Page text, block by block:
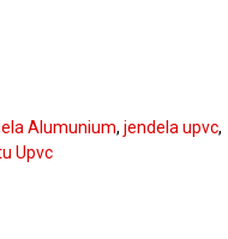
Alumunium, jendela upvc,
Upvc